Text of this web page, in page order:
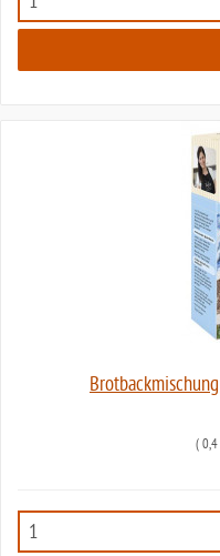
( 0,4